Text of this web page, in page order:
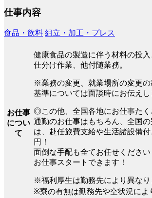
仕事内容
食品・飲料 組立・加工・プレス
お仕事
につい
て
健康食品の製造に伴う材料の投入
仕分け作業、他付随業務。
※業務の変更、就業場所の変更
基準については面談時にお伝えし
◎この他、全国各地にお仕事たく
通勤のお仕事はもちろん、全国
は、赴任旅費支給や生活諸設備
円！
面倒な手配も全てお任せくださ
お仕事スタートできます！
※福利厚生は勤務先により異なり
※寮の有無は勤務先や空状況によ